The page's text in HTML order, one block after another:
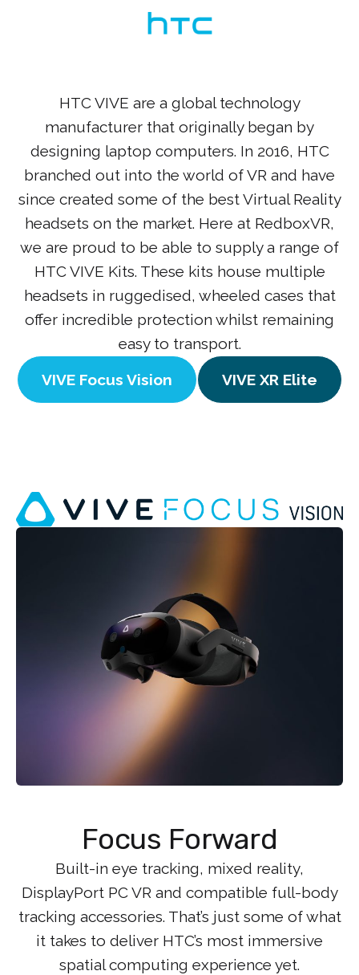
HTC VIVE are a global technology
manufacturer that originally began by
designing laptop computers. In 2016, HTC
branched out into the world of VR and have
since created some of the best Virtual Reality
headsets on the market. Here at RedboxVR,
we are proud to be able to supply a range of
HTC VIVE Kits. These kits house multiple
headsets in ruggedised, wheeled cases that
offer incredible protection whilst remaining
easy to transport.
VIVE Focus Vision VIVE XR Elite
Focus Forward
Built-in eye tracking, mixed reality,
DisplayPort PC VR and compatible full-body
tracking accessories. That’s just some of what
it takes to deliver HTC’s most immersive
spatial computing experience yet.